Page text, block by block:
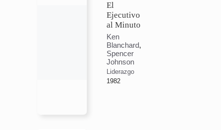
El
Ejecutivo
al Minuto
Ken
Blanchard,
Spencer
Johnson
Liderazgo
1982